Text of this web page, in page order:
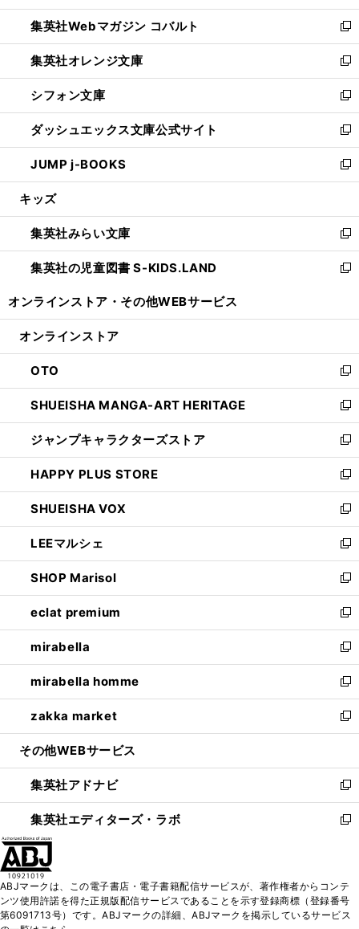
開
く
ウ
で
開
く
ン
ド
ウ
で
開
く
ウ
ィ
ン
ド
ウ
で
開
く
集英社Webマガジン コバルト
新
し
い
ウ
ィ
ン
ド
ウ
で
開
集英社オレンジ文庫
新
し
い
ウ
ィ
ン
ド
ウ
開
く
シフォン文庫
新
し
い
ウ
ィ
ン
ウ
で
開
く
ダッシュエックス文庫公式サイト
新
し
い
ウ
ン
ド
ウ
で
JUMP j-BOOKS
新
し
ウ
ィ
ン
ド
開
キッズ
集英社みらい文庫
新
し
い
ン
ウ
で
開
く
集英社の児童図書 S-KIDS.LAND
新
ウ
ン
ド
ウ
で
開
く
オンラインストア・ その他WEBサービス
オンラインストア
OTO
新
し
い
ウ
ィ
ン
ド
ウ
で
開
く
SHUEISHA MANGA-ART HERITAGE
新
し
い
ウ
ィ
ン
ド
ウ
で
開
く
ジャンプキャラクターズストア
新
し
い
ウ
ィ
ン
ド
ウ
で
開
く
HAPPY PLUS STORE
新
し
い
ウ
ィ
ン
ド
ウ
で
開
く
SHUEISHA VOX
新
し
い
ウ
ィ
ン
ド
ウ
で
開
く
LEEマルシェ
新
し
い
ウ
ィ
ン
ド
ウ
で
開
く
SHOP Marisol
新
し
い
ウ
ィ
ン
ド
ウ
で
開
eclat premium
新
し
い
ウ
ィ
ン
ド
ウ
開
く
mirabella
新
し
い
ウ
ィ
ン
ウ
で
開
く
mirabella homme
新
し
い
ウ
ン
ド
ウ
で
zakka market
新
し
ウ
ィ
ン
ド
く
その他WEBサービス
集英社アドナビ
新
し
い
ド
ウ
で
集英社エディターズ・ラボ
新
ィ
ン
ド
ABJマークは、この電子書店・電子書籍配信サービスが、著作権者からコンテ
ンツ使用許諾を得た正規版配信サービスであることを示す登録商標（登録番号
第6091713号）です。ABJマークの詳細、ABJマークを掲示しているサービス